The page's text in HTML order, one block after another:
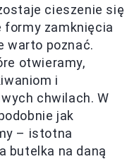
cieszenie się
formy zamknięcia
warto poznać.
otwieramy,
i
chwilach. W
jak
– istotna
butelka na daną